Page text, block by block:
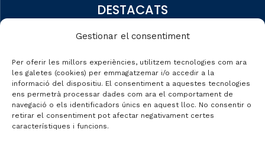
Gestionar el consentiment
Per oferir les millors experiències, utilitzem tecnologies com ara
les galetes (cookies) per emmagatzemar i/o accedir a la
informació del dispositiu. El consentiment a aquestes tecnologies
ens permetrà processar dades com ara el comportament de
navegació o els identificadors únics en aquest lloc. No consentir o
retirar el consentiment pot afectar negativament certes
característiques i funcions.
DESTACATS
Dades de mercat
Automobile Talks